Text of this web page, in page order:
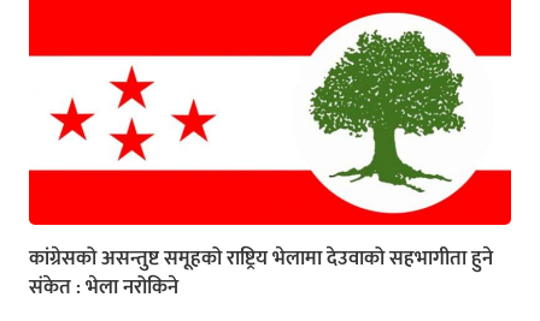
कांग्रेसको असन्तुष्ट समूहको राष्ट्रिय भेलामा देउवाको सहभागीता हुने
संकेत : भेला नरोकिने